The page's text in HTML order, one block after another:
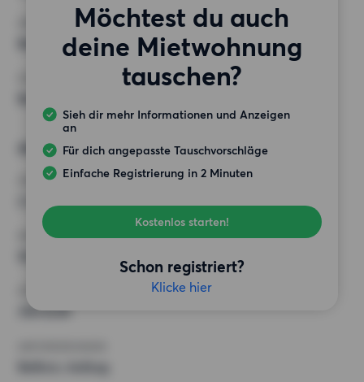
Möchtest du auch
deine Mietwohnung
tauschen?
Sieh dir mehr Informationen und Anzeigen
an
Für dich angepasste Tauschvorschläge
Einfache Registrierung in 2 Minuten
Kostenlos starten!
Schon registriert?
Klicke hier
ANFORDERUNGEN
Balkon, Aufzug
SONSTIGE PRÄFERENZEN
Alternative Wünsche
ZIMMER
MINDESTANZAHL AN QUADRATMETERN
350 EUR